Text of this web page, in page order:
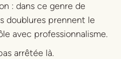
: dans ce genre de
doublures prennent le
avec professionnalisme.
arrêtée là.